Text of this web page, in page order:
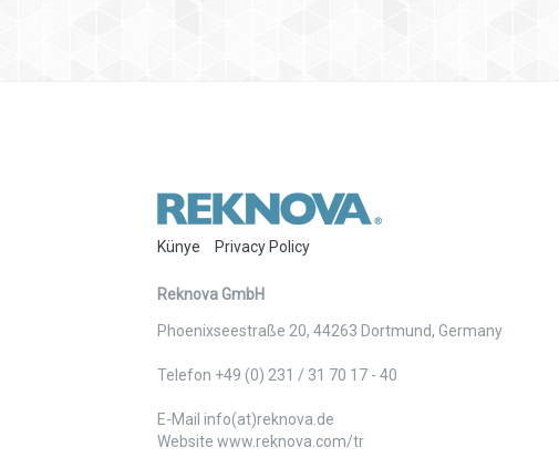
Künye Privacy Policy
Reknova GmbH
Phoenixseestraße 20, 44263 Dortmund, Germany
Telefon +49 (0) 231 / 31 70 17 - 40
E-Mail info(at)reknova.de
Website www.reknova.com/tr